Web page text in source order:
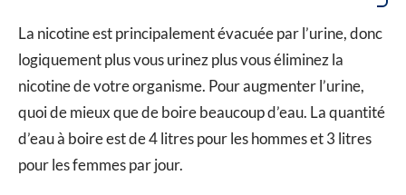
La nicotine est principalement évacuée par l’urine, donc
logiquement plus vous urinez plus vous éliminez la
nicotine de votre organisme. Pour augmenter l’urine,
quoi de mieux que de boire beaucoup d’eau. La quantité
d’eau à boire est de 4 litres pour les hommes et 3 litres
pour les femmes par jour.